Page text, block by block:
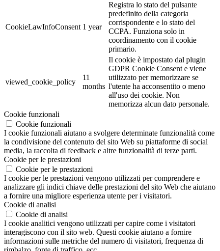
CookieLawInfoConsent 1 year
Registra lo stato del pulsante
predefinito della categoria
corrispondente e lo stato del
CCPA. Funziona solo in
coordinamento con il cookie
primario.
viewed_cookie_policy
11
months
Il cookie è impostato dal plugin
GDPR Cookie Consent e viene
utilizzato per memorizzare se
l'utente ha acconsentito o meno
all'uso dei cookie. Non
memorizza alcun dato personale.
Cookie funzionali
Cookie funzionali
I cookie funzionali aiutano a svolgere determinate funzionalità come
la condivisione del contenuto del sito Web su piattaforme di social
media, la raccolta di feedback e altre funzionalità di terze parti.
Cookie per le prestazioni
Cookie per le prestazioni
I cookie per le prestazioni vengono utilizzati per comprendere e
analizzare gli indici chiave delle prestazioni del sito Web che aiutano
a fornire una migliore esperienza utente per i visitatori.
Cookie di analisi
Cookie di analisi
I cookie analitici vengono utilizzati per capire come i visitatori
interagiscono con il sito web. Questi cookie aiutano a fornire
informazioni sulle metriche del numero di visitatori, frequenza di